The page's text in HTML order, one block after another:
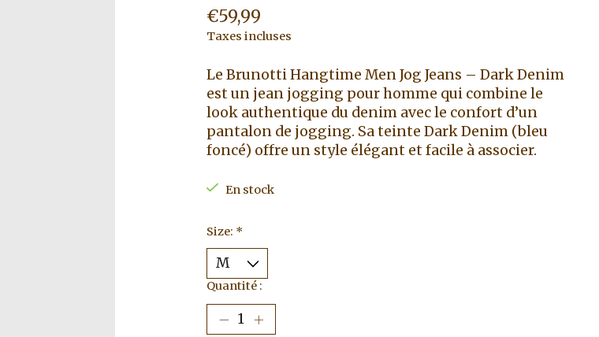
€59,99
Taxes incluses
Le Brunotti Hangtime Men Jog Jeans – Dark Denim
est un jean jogging pour homme qui combine le
look authentique du denim avec le confort d’un
pantalon de jogging. Sa teinte Dark Denim (bleu
foncé) offre un style élégant et facile à associer.
En stock
Size: *
Quantité :